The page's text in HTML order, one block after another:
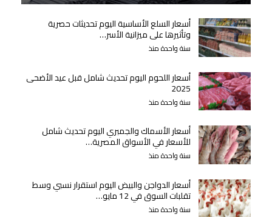
أسعار السلع الأساسية اليوم تحديثات حصرية
وتأثيرها على ميزانية الأسر…
سنة واحدة منذ
أسعار اللحوم اليوم تحديث شامل قبل عيد الأضحى
2025
سنة واحدة منذ
أسعار الأسماك والجمبري اليوم تحديث شامل
للأسعار في الأسواق المصرية…
سنة واحدة منذ
أسعار الدواجن والبيض اليوم استقرار نسبي وسط
تقلبات السوق في 12 مايو…
سنة واحدة منذ